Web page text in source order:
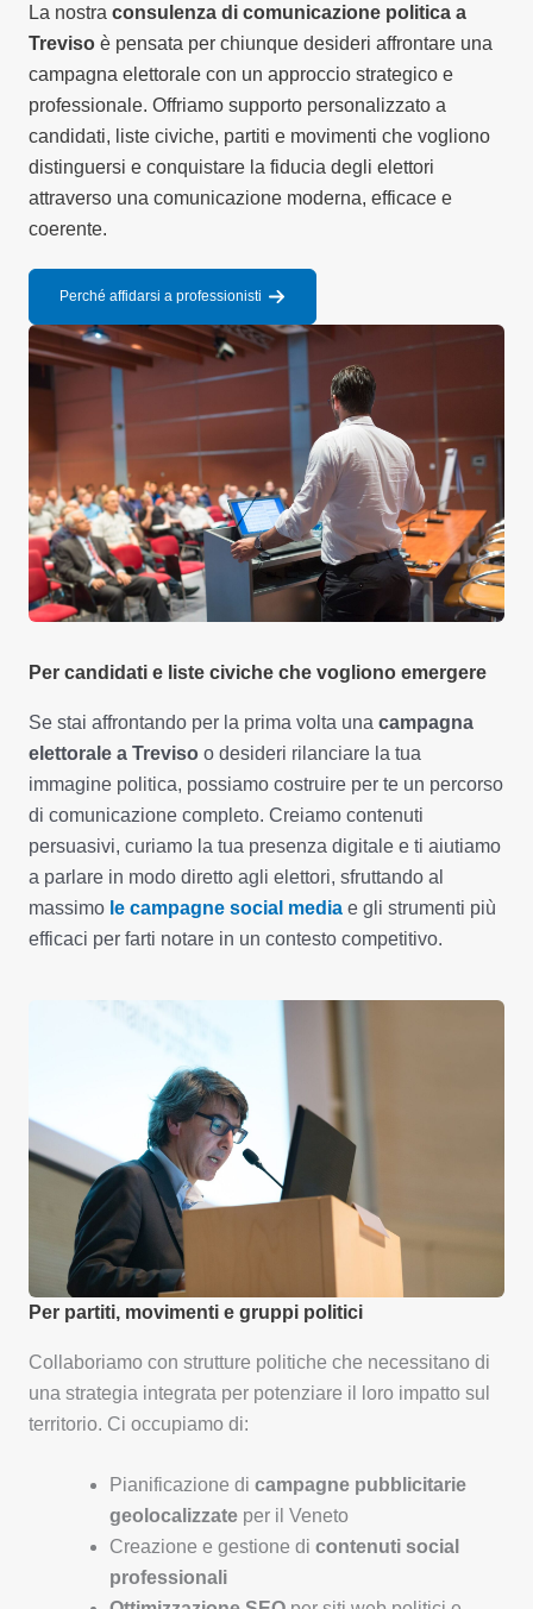
La nostra consulenza di comunicazione politica a
Treviso è pensata per chiunque desideri affrontare una
campagna elettorale con un approccio strategico e
professionale. Offriamo supporto personalizzato a
candidati, liste civiche, partiti e movimenti che vogliono
distinguersi e conquistare la fiducia degli elettori
attraverso una comunicazione moderna, efficace e
coerente.
Perché affidarsi a professionisti
Per candidati e liste civiche che vogliono emergere
Se stai affrontando per la prima volta una campagna
elettorale a Treviso o desideri rilanciare la tua
immagine politica, possiamo costruire per te un percorso
di comunicazione completo. Creiamo contenuti
persuasivi, curiamo la tua presenza digitale e ti aiutiamo
a parlare in modo diretto agli elettori, sfruttando al
massimo le campagne social media e gli strumenti più
efficaci per farti notare in un contesto competitivo.
Per partiti, movimenti e gruppi politici
Collaboriamo con strutture politiche che necessitano di
una strategia integrata per potenziare il loro impatto sul
territorio. Ci occupiamo di:
Pianificazione di campagne pubblicitarie
geolocalizzate per il Veneto
Creazione e gestione di contenuti social
professionali